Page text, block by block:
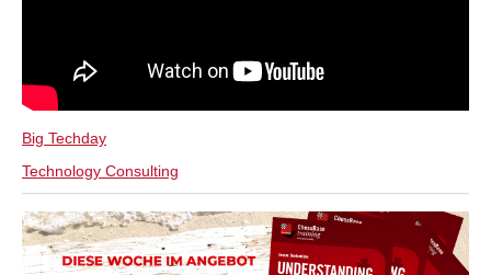
Big Techday
Technology Consulting